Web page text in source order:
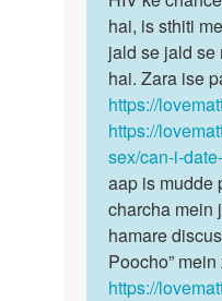
hiv
mahila
by
Rites
hai
bete?
Kya…
hai, is sthiti
jald se jald se
hai. Zara ise
https://
https://
sex/can-i-
aap is mudde
charcha mein
hamare
Poocho”
https://